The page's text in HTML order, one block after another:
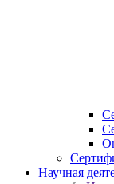
Научная